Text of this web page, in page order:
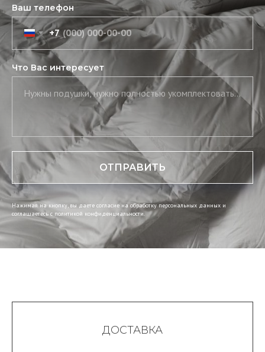
Ваш телефон
+7
Что Вас интересует
Нужны подушки, нужно полностью укомплектовать постель, нужны скатерть и салфетки
ОТПРАВИТЬ
Нажимая на кнопку, вы даете согласие на обработку персональных данных и
соглашаетесь c политикой конфиденциальности.
ДОСТАВКА